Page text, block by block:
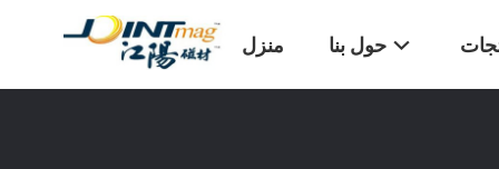
منزل حول بنا